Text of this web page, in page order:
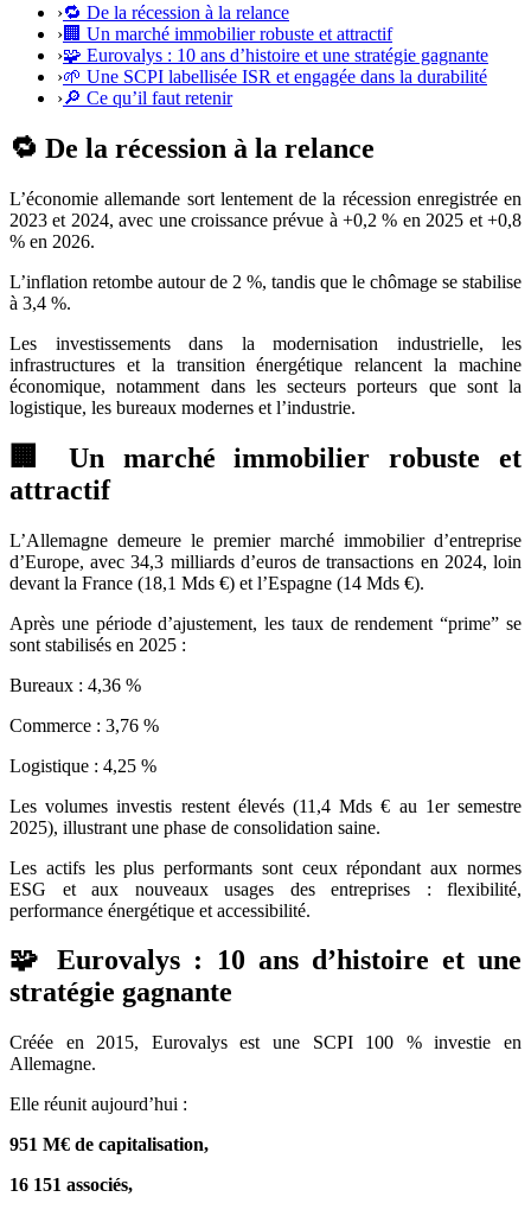
›🔁 De la récession à la relance
›🏢 Un marché immobilier robuste et attractif
›🧩 Eurovalys : 10 ans d’histoire et une stratégie gagnante
›🌱 Une SCPI labellisée ISR et engagée dans la durabilité
›🔎 Ce qu’il faut retenir
🔁 De la récession à la relance
L’économie allemande sort lentement de la récession enregistrée en
2023 et 2024, avec une croissance prévue à +0,2 % en 2025 et +0,8
% en 2026.
L’inflation retombe autour de 2 %, tandis que le chômage se stabilise
à 3,4 %.
Les investissements dans la modernisation industrielle, les
infrastructures et la transition énergétique relancent la machine
économique, notamment dans les secteurs porteurs que sont la
logistique, les bureaux modernes et l’industrie.
🏢 Un marché immobilier robuste et
attractif
L’Allemagne demeure le premier marché immobilier d’entreprise
d’Europe, avec 34,3 milliards d’euros de transactions en 2024, loin
devant la France (18,1 Mds €) et l’Espagne (14 Mds €).
Après une période d’ajustement, les taux de rendement “prime” se
sont stabilisés en 2025 :
Bureaux : 4,36 %
Commerce : 3,76 %
Logistique : 4,25 %
Les volumes investis restent élevés (11,4 Mds € au 1er semestre
2025), illustrant une phase de consolidation saine.
Les actifs les plus performants sont ceux répondant aux normes
ESG et aux nouveaux usages des entreprises : flexibilité,
performance énergétique et accessibilité.
🧩 Eurovalys : 10 ans d’histoire et une
stratégie gagnante
Créée en 2015, Eurovalys est une SCPI 100 % investie en
Allemagne.
Elle réunit aujourd’hui :
951 M€ de capitalisation,
16 151 associés,